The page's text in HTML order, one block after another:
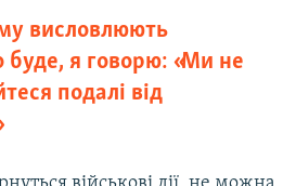
висловлюють
я говорю: «Ми не
подалі від